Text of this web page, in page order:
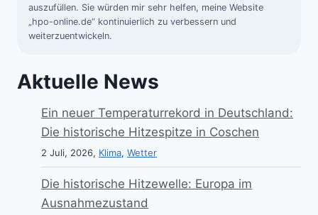
auszufüllen. Sie würden mir sehr helfen, meine Website
„hpo-online.de“ kontinuierlich zu verbessern und
weiterzuentwickeln.
Aktuelle News
Ein neuer Temperaturrekord in Deutschland:
Die historische Hitzespitze in Coschen
2 Juli, 2026, Klima, Wetter
Die historische Hitzewelle: Europa im
Ausnahmezustand